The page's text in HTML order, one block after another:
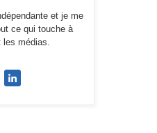
et je me
ce qui touche à
les médias.